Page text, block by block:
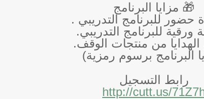
🎁 مزايا البرنامج
حضور للبرنامج التدريبي .
ورقية للبرنامج التدريبي.
من منتجات الوقف.
البرنامج برسوم رمزية)
رابط التسجيل
http://cutt.us/